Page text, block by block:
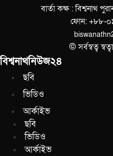
বার্তা কক্ষ : বিশ্বনাথ
ফোন: +৮৮-
© সর্বস্বত্ব
বিশ্বনাথনিউজ২৪
ছবি
ভিডিও
আর্কাইভ
ছবি
ভিডিও
আর্কাইভ